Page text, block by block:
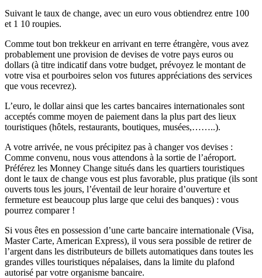
Suivant le taux de change, avec un euro vous obtiendrez entre 100
et 1 10 roupies.
Comme tout bon trekkeur en arrivant en terre étrangère, vous avez
probablement une provision de devises de votre pays euros ou
dollars (à titre indicatif dans votre budget, prévoyez le montant de
votre visa et pourboires selon vos futures appréciations des services
que vous recevrez).
L’euro, le dollar ainsi que les cartes bancaires internationales sont
acceptés comme moyen de paiement dans la plus part des lieux
touristiques (hôtels, restaurants, boutiques, musées,……..).
A votre arrivée, ne vous précipitez pas à changer vos devises :
Comme convenu, nous vous attendons à la sortie de l’aéroport.
Préférez les Monney Change situés dans les quartiers touristiques
dont le taux de change vous est plus favorable, plus pratique (ils sont
ouverts tous les jours, l’éventail de leur horaire d’ouverture et
fermeture est beaucoup plus large que celui des banques) : vous
pourrez comparer !
Si vous êtes en possession d’une carte bancaire internationale (Visa,
Master Carte, American Express), il vous sera possible de retirer de
l’argent dans les distributeurs de billets automatiques dans toutes les
grandes villes touristiques népalaises, dans la limite du plafond
autorisé par votre organisme bancaire.